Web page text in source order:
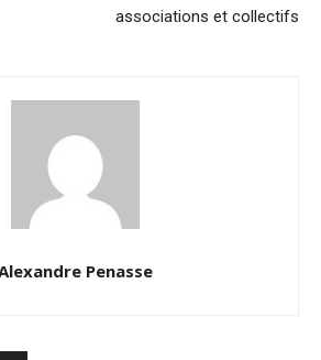
associations et collectifs
Penasse